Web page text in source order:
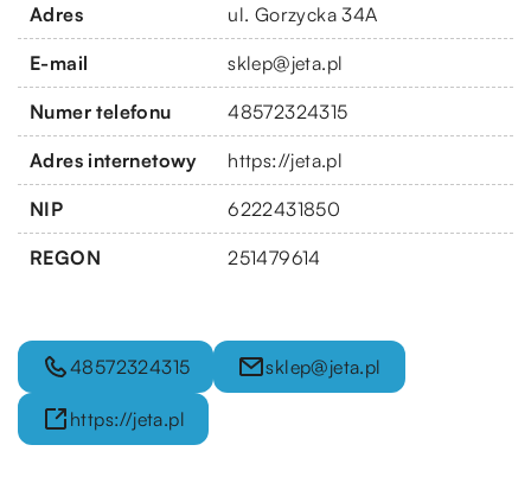
Adres ul. Gorzycka 34A
E-mail sklep@jeta.pl
Numer telefonu 48572324315
Adres internetowy https://jeta.pl
NIP 6222431850
REGON 251479614
48572324315 sklep@jeta.pl
https://jeta.pl